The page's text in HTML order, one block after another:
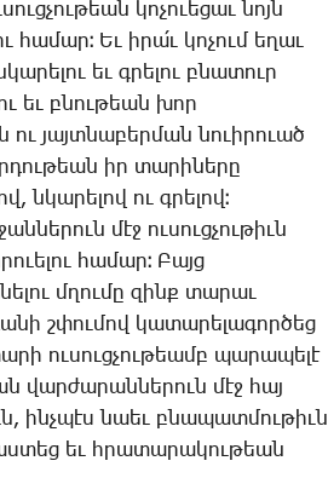
կո­չո­ւե­ցաւ նոյն
Եւ ի­րա՛ւ կո­չում ե­ղաւ
եւ գրե­լու բնա­տուր
եւ բնու­թեան խոր
ու յայտ­նա­բեր­ման նո­ւի­րո­ւած
իր տա­րի­նե­րը
նկա­րե­լով ու գրե­լով։
մէջ ու­սուց­չու­թիւն
հա­մար։ ­Բայց
մղու­մը զինք տա­րաւ
շփու­մով կա­տա­րե­լա­գոր­ծեց
ու­սուց­չու­թեամբ պա­րա­պե­լէ
վար­ժա­րան­նե­րուն մէջ հայ
ինչ­պէս նաեւ բնա­պատ­մու­թիւն
եւ հրա­տա­րա­կու­թեան